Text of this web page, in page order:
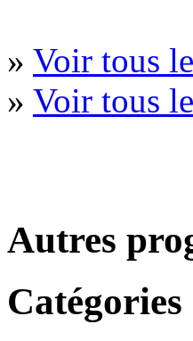
» Voir tous
» Voir tous
Autres
Catégories